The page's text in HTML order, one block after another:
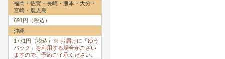
福岡・佐賀・長崎・熊本・大分・
宮崎・鹿児島
691円（税込）
沖縄
1771円（税込） ※ お届けに「ゆう
パック」を利用する場合がござい
ますので、予めご了承ください。